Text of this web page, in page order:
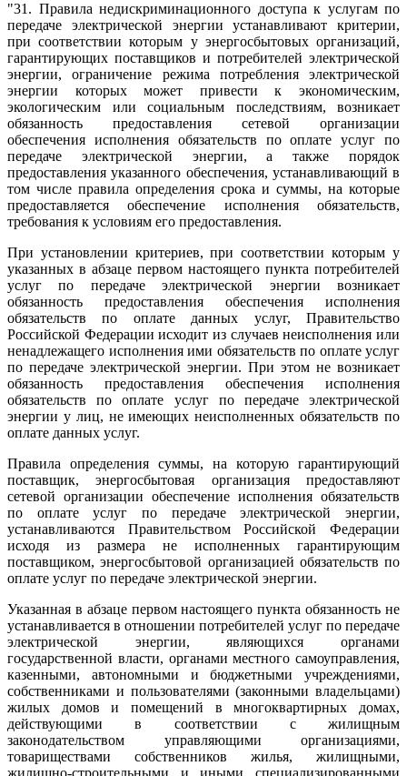
"31. Правила недискриминационного доступа к услугам по
передаче электрической энергии устанавливают критерии,
при соответствии которым у энергосбытовых организаций,
гарантирующих поставщиков и потребителей электрической
энергии, ограничение режима потребления электрической
энергии которых может привести к экономическим,
экологическим или социальным последствиям, возникает
обязанность предоставления сетевой организации
обеспечения исполнения обязательств по оплате услуг по
передаче электрической энергии, а также порядок
предоставления указанного обеспечения, устанавливающий в
том числе правила определения срока и суммы, на которые
предоставляется обеспечение исполнения обязательств,
требования к условиям его предоставления.
При установлении критериев, при соответствии которым у
указанных в абзаце первом настоящего пункта потребителей
услуг по передаче электрической энергии возникает
обязанность предоставления обеспечения исполнения
обязательств по оплате данных услуг, Правительство
Российской Федерации исходит из случаев неисполнения или
ненадлежащего исполнения ими обязательств по оплате услуг
по передаче электрической энергии. При этом не возникает
обязанность предоставления обеспечения исполнения
обязательств по оплате услуг по передаче электрической
энергии у лиц, не имеющих неисполненных обязательств по
оплате данных услуг.
Правила определения суммы, на которую гарантирующий
поставщик, энергосбытовая организация предоставляют
сетевой организации обеспечение исполнения обязательств
по оплате услуг по передаче электрической энергии,
устанавливаются Правительством Российской Федерации
исходя из размера не исполненных гарантирующим
поставщиком, энергосбытовой организацией обязательств по
оплате услуг по передаче электрической энергии.
Указанная в абзаце первом настоящего пункта обязанность не
устанавливается в отношении потребителей услуг по передаче
электрической энергии, являющихся органами
государственной власти, органами местного самоуправления,
казенными, автономными и бюджетными учреждениями,
собственниками и пользователями (законными владельцами)
жилых домов и помещений в многоквартирных домах,
действующими в соответствии с жилищным
законодательством управляющими организациями,
товариществами собственников жилья, жилищными,
жилищно-строительными и иными специализированными